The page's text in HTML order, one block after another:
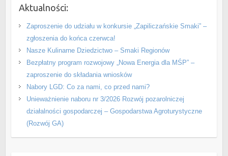
Aktualności:
Zaproszenie do udziału w konkursie „Zapiliczańskie Smaki” –
zgłoszenia do końca czerwca!
Nasze Kulinarne Dziedzictwo – Smaki Regionów
Bezpłatny program rozwojowy „Nowa Energia dla MŚP” –
zaproszenie do składania wniosków
Nabory LGD: Co za nami, co przed nami?
Unieważnienie naboru nr 3/2026 Rozwój pozarolniczej
działalności gospodarczej – Gospodarstwa Agroturystyczne
(Rozwój GA)